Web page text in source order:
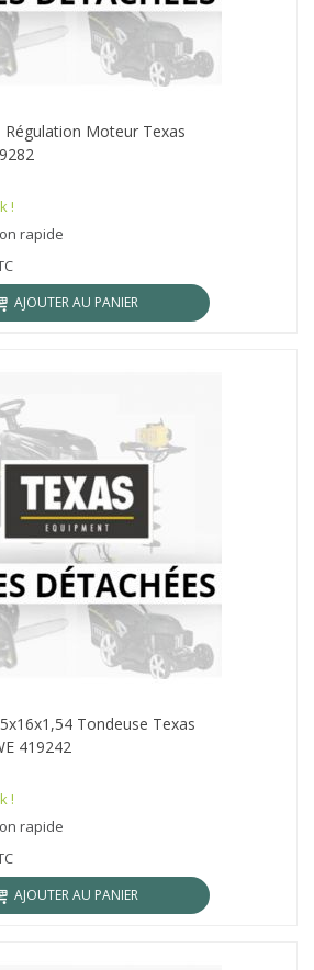
Régulation Moteur Texas
!
rapide
AJOUTER AU PANIER
Tondeuse Texas
419242
!
rapide
AJOUTER AU PANIER